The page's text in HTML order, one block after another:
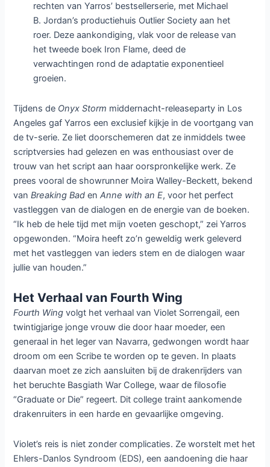
rechten van Yarros’ bestsellerserie, met Michael
B. Jordan’s productiehuis Outlier Society aan het
roer. Deze aankondiging, vlak voor de release van
het tweede boek Iron Flame, deed de
verwachtingen rond de adaptatie exponentieel
groeien.
Tijdens de Onyx Storm middernacht-releaseparty in Los
Angeles gaf Yarros een exclusief kijkje in de voortgang van
de tv-serie. Ze liet doorschemeren dat ze inmiddels twee
scriptversies had gelezen en was enthousiast over de
trouw van het script aan haar oorspronkelijke werk. Ze
prees vooral de showrunner Moira Walley-Beckett, bekend
vanBreaking Bad enAnne with an E, voor het perfect
vastleggen van de dialogen en de energie van de boeken.
“Ik heb de hele tijd met mijn voeten geschopt,” zei Yarros
opgewonden. “Moira heeft zo’n geweldig werk geleverd
met het vastleggen van ieders stem en de dialogen waar
jullie van houden.”
Het Verhaal van Fourth Wing
Fourth Wing volgt het verhaal van Violet Sorrengail, een
twintigjarige jonge vrouw die door haar moeder, een
generaal in het leger van Navarra, gedwongen wordt haar
droom om een Scribe te worden op te geven. In plaats
daarvan moet ze zich aansluiten bij de drakenrijders van
het beruchte Basgiath War College, waar de filosofie
“Graduate or Die” regeert. Dit college traint aankomende
drakenruiters in een harde en gevaarlijke omgeving.
Violet’s reis is niet zonder complicaties. Ze worstelt met het
Ehlers-Danlos Syndroom (EDS), een aandoening die haar